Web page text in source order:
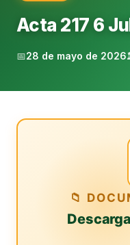
Acta 217 6
📅28 de mayo de 2026
📁